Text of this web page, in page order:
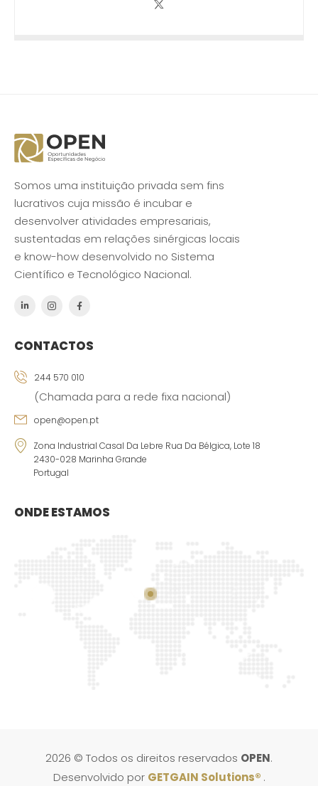
Somos uma instituição privada sem fins
lucrativos cuja missão é incubar e
desenvolver atividades empresariais,
sustentadas em relações sinérgicas locais
e know-how desenvolvido no Sistema
Científico e Tecnológico Nacional.
CONTACTOS
244 570 010
(Chamada para a rede fixa nacional)
open@open.pt
Zona Industrial Casal Da Lebre Rua Da Bélgica, Lote 18
2430-028 Marinha Grande
Portugal
ONDE ESTAMOS
2026 © Todos os direitos reservados OPEN.
Desenvolvido por GETGAIN Solutions® .